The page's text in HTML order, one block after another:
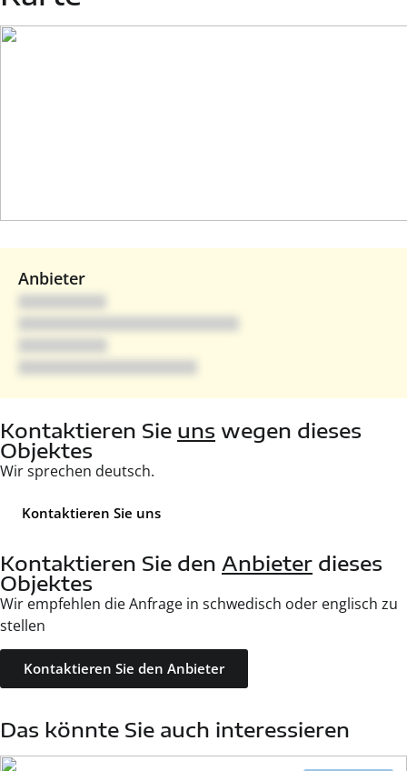
Anbieter
Kontaktieren Sie uns wegen dieses
Objektes
Wir sprechen deutsch.
Kontaktieren Sie uns
Kontaktieren Sie den Anbieter dieses
Objektes
Wir empfehlen die Anfrage in schwedisch oder englisch zu
stellen
Kontaktieren Sie den Anbieter
Das könnte Sie auch interessieren